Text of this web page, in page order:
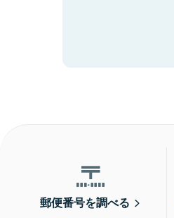
郵便番号を調べる